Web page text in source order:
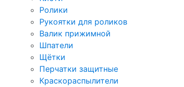
Ролики
Рукоятки для роликов
Валик прижимной
Шпатели
Щётки
Перчатки защитные
Краскораспылители